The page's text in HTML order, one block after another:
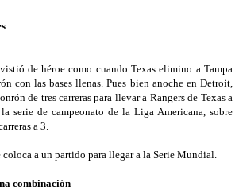
de héroe como cuando Texas elimino a Tampa
con las bases llenas. Pues bien anoche en Detroit,
de tres carreras para llevar a Rangers de Texas a
serie de campeonato de la Liga Americana, sobre
a 3.
a un partido para llegar a la Serie Mundial.
combinación